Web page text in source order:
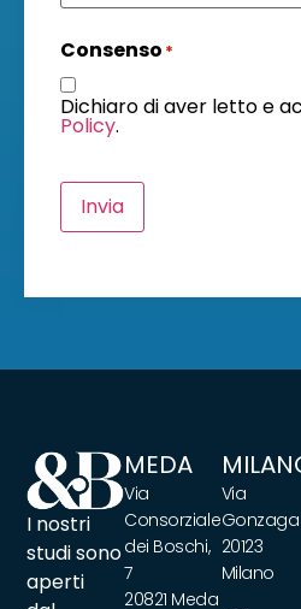
Consenso *
Dichiaro di aver letto e
Policy.
Invia
I nostri
studi sono
aperti
MEDA
Via
Consorziale
dei Boschi,
7
20821 Meda
Via
Gonzaga
20123
Milano